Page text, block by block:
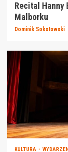
Recital Hanny
Malborku
Dominik Sokołowski
KULTURA